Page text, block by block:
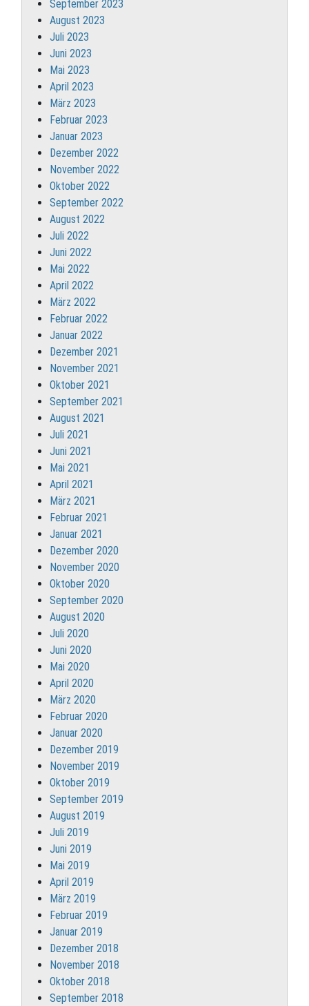
September 2023
August 2023
Juli 2023
Juni 2023
Mai 2023
April 2023
März 2023
Februar 2023
Januar 2023
Dezember 2022
November 2022
Oktober 2022
September 2022
August 2022
Juli 2022
Juni 2022
Mai 2022
April 2022
März 2022
Februar 2022
Januar 2022
Dezember 2021
November 2021
Oktober 2021
September 2021
August 2021
Juli 2021
Juni 2021
Mai 2021
April 2021
März 2021
Februar 2021
Januar 2021
Dezember 2020
November 2020
Oktober 2020
September 2020
August 2020
Juli 2020
Juni 2020
Mai 2020
April 2020
März 2020
Februar 2020
Januar 2020
Dezember 2019
November 2019
Oktober 2019
September 2019
August 2019
Juli 2019
Juni 2019
Mai 2019
April 2019
März 2019
Februar 2019
Januar 2019
Dezember 2018
November 2018
Oktober 2018
September 2018